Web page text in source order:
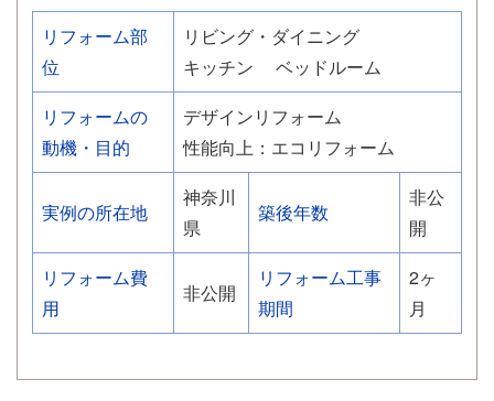
リフォーム部
位
リビング・ダイニング
キッチン
ベッドルーム
リフォームの
動機・目的
デザインリフォーム
性能向上：エコリフォーム
実例の所在地
神奈川
県
築後年数
非公
開
リフォーム費
用
非公開
リフォーム工事
期間
2ヶ
月